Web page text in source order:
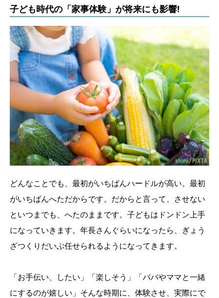
子ども時代の「家事体験」が将来にも影響!
どんなことでも、最初がいちばんハードルが高い。最初
がいちばんへただからです。だからと言って、させない
といつまでも、へたのままです。子どもはドンドン上手
になっていきます。年長さんぐらいになったら、ぎょう
ざつくりだいぶ任せられるようになってきます。
「お手伝い、したい」「楽しそう」「パパやママと一緒
にするのが嬉しい」そんな時期に、体験させ、実際にで